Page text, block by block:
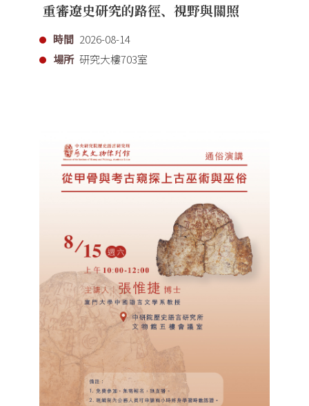
重審遼史研究的路徑、視野與關照
時間 2026-08-14
場所 研究大樓703室